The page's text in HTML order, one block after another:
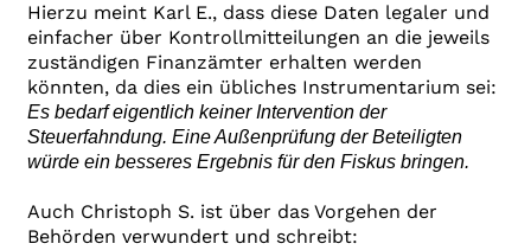
Hierzu meint Karl E., dass diese Daten legaler und
einfacher über Kontrollmitteilungen an die jeweils
zuständigen Finanzämter erhalten werden
könnten, da dies ein übliches Instrumentarium sei:
Es bedarf eigentlich keiner Intervention der
Steuerfahndung. Eine Außenprüfung der Beteiligten
würde ein besseres Ergebnis für den Fiskus bringen.
Auch Christoph S. ist über das Vorgehen der
Behörden verwundert und schreibt: